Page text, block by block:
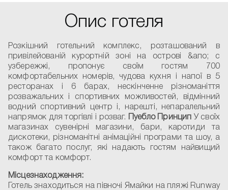
Опис готеля
Розкішний готельний комплекс, розташований в
привілейованій курортній зоні на острові &апо; с
узбережжі, пропонує своїм гостям 700
комфортабельних номерів, чудова кухня і напої в 5
ресторанах і 6 барах, нескінченне різноманіття
розважальних і спортивних можливостей, відмінний
водний спортивний центр і, нарешті, непаралельний
напрямок для торгівлі і розваг.
Пуебло Принцип У своїх
магазинах сувенірні магазини, бари, каротиди та
дискотеки, різноманітні анімаційні програми та шоу, а
також багато послуг, які надають гостям найвищий
комфорт та комфорт.
Місцезнаходження:
Готель знаходиться на півночі Ямайки на пляжі Runway